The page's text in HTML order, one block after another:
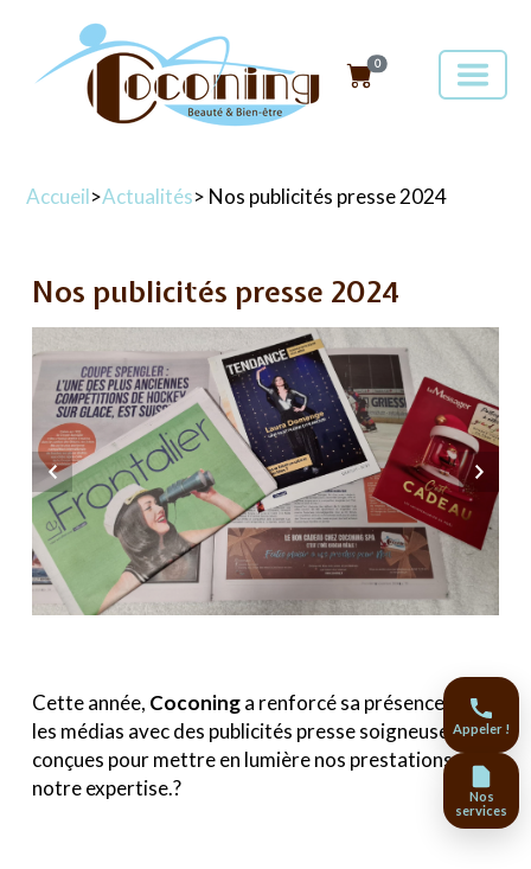
0
Accueil>Actualités> Nos publicités presse 2024
Nos publicités presse 2024
Cette année, Coconinga renforcé sa présence dans
les médias avec des publicités presse soigneusement
conçues pour mettre en lumière nos prestations et
notre expertise.?
Appeler !
Nos
services